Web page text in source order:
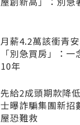
月薪4.2萬該衝青
「別急買房」：
10年
先給2成頭期款降
士曝詐騙集團新招
屋恐難救